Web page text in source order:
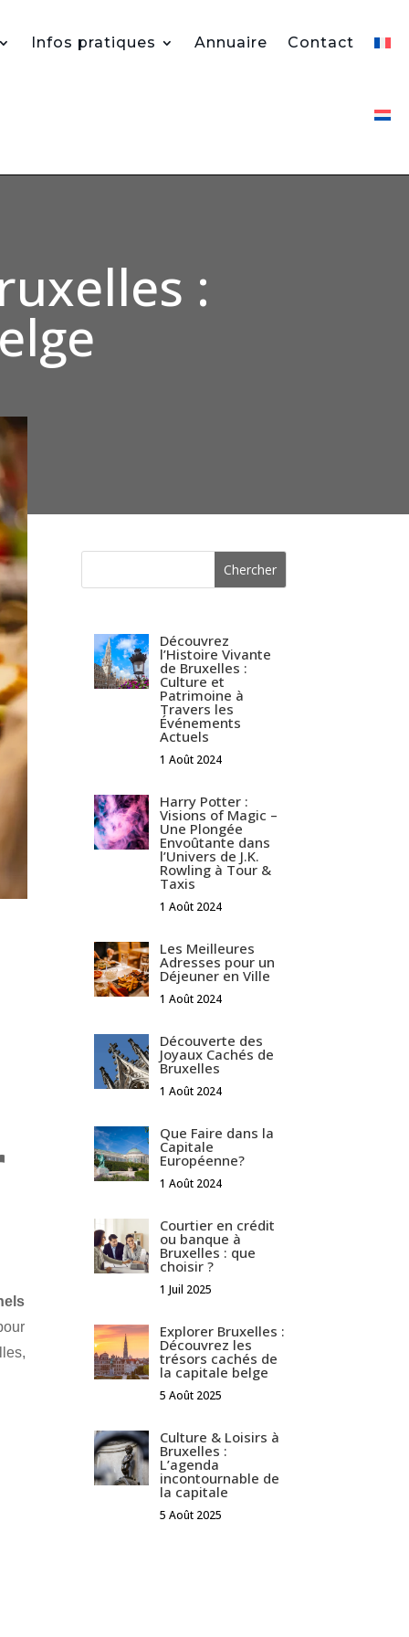
Infos pratiques Annuaire Contact
:
Découvrez
l’Histoire Vivante
de Bruxelles :
Culture et
Patrimoine à
Travers les
Événements
Actuels
1 Août 2024
Harry Potter :
Visions of Magic –
Une Plongée
Envoûtante dans
l’Univers de J.K.
Rowling à Tour &
Taxis
1 Août 2024
Les Meilleures
Adresses pour un
Déjeuner en Ville
1 Août 2024
Découverte des
Joyaux Cachés de
Bruxelles
1 Août 2024
Que Faire dans la
Capitale
Européenne?
1 Août 2024
Courtier en crédit
ou banque à
Bruxelles : que
choisir ?
1 Juil 2025
Explorer Bruxelles :
Découvrez les
trésors cachés de
la capitale belge
5 Août 2025
Culture & Loisirs à
Bruxelles :
L’agenda
incontournable de
la capitale
5 Août 2025